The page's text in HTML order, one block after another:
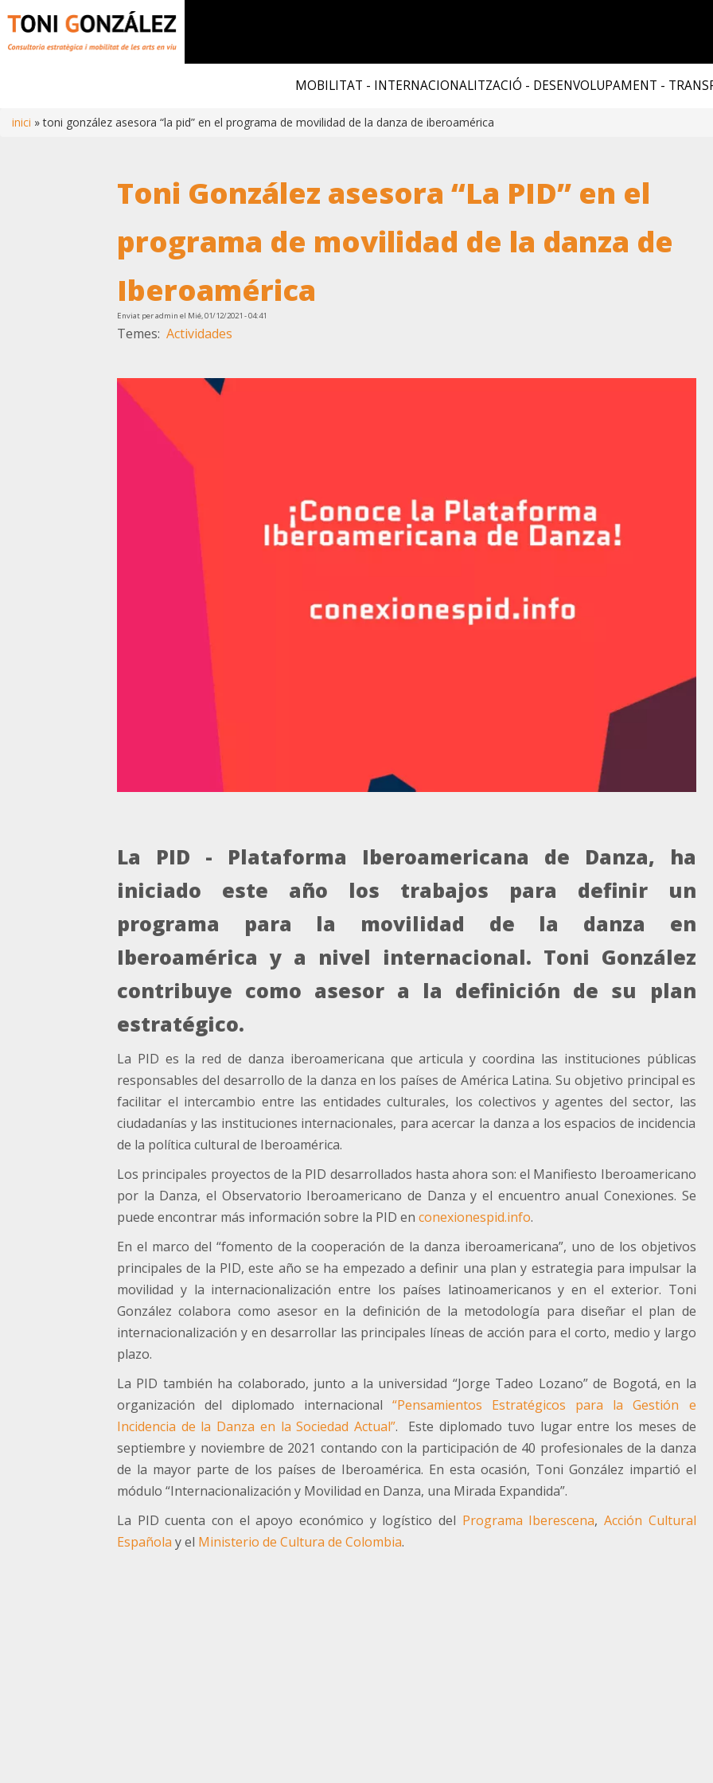
MOBILITAT - INTERNACIONALITZACIÓ - DESENVOLUPAMENT -
d'ariadna
inici toni gonzález asesora “la pid” en el programa de movilidad de la danza de iberoamérica
Toni González asesora “La PID” en el
programa de movilidad de la danza de
Iberoamérica
Enviat peradmin el Mié, 01/12/2021 - 04:41
Temes Actividades
La PID - Plataforma Iberoamericana de Danza, ha
iniciado este año los trabajos para definir un
programa para la movilidad de la danza en
Iberoamérica y a nivel internacional. Toni González
contribuye como asesor a la definición de su plan
estratégico.
La PID es la red de danza iberoamericana que articula y coordina las instituciones públicas
responsables del desarrollo de la danza en los países de América Latina. Su objetivo principal es
facilitar el intercambio entre las entidades culturales, los colectivos y agentes del sector, las
ciudadanías y las instituciones internacionales, para acercar la danza a los espacios de incidencia
de la política cultural de Iberoamérica.
Los principales proyectos de la PID desarrollados hasta ahora son: el Manifiesto Iberoamericano
por la Danza, el Observatorio Iberoamericano de Danza y el encuentro anual Conexiones. Se
puede encontrar más información sobre la PID en conexionespid.info.
En el marco del “fomento de la cooperación de la danza iberoamericana”, uno de los objetivos
principales de la PID, este año se ha empezado a definir una plan y estrategia para impulsar la
movilidad y la internacionalización entre los países latinoamericanos y en el exterior. Toni
González colabora como asesor en la definición de la metodología para diseñar el plan de
internacionalización y en desarrollar las principales líneas de acción para el corto, medio y largo
plazo.
La PID también ha colaborado, junto a la universidad “Jorge Tadeo Lozano” de Bogotá, en la
organización del diplomado internacional“Pensamientos Estratégicos para la Gestión e
Incidencia de la Danza en la Sociedad Actual”. Este diplomado tuvo lugar entre los meses de
septiembre y noviembre de 2021 contando con la participación de 40 profesionales de la danza
de la mayor parte de los países de Iberoamérica. En esta ocasión, Toni González impartió el
módulo “Internacionalización y Movilidad en Danza, una Mirada Expandida”.
La PID cuenta con el apoyo económico y logístico del Programa Iberescena, Acción Cultural
Española y el Ministerio de Cultura de Colombia.